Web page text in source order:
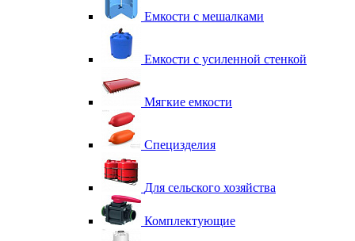
Емкости с мешалками
Емкости с усиленной стенкой
Мягкие емкости
Специзделия
Для сельского хозяйства
Комплектующие